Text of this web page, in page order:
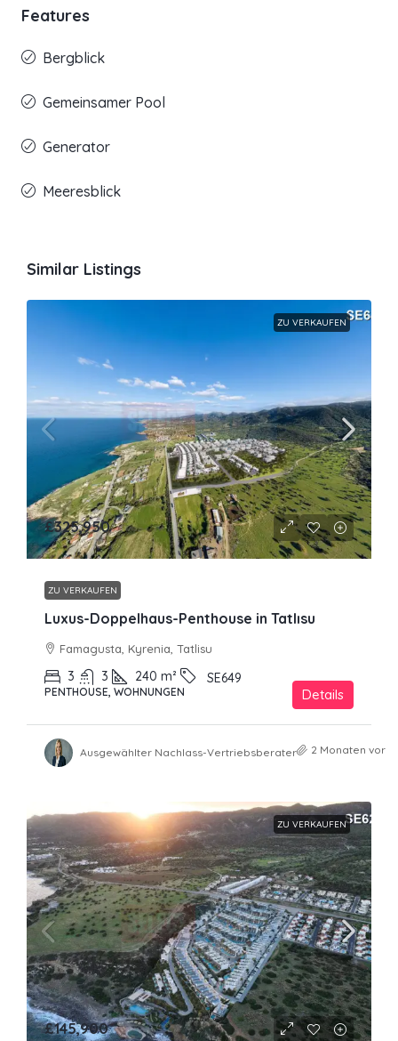
Features
Bergblick
Gemeinsamer Pool
Generator
Meeresblick
Similar Listings
ZU VERKAUFEN
£325,950
ZU VERKAUFEN
Luxus-Doppelhaus-Penthouse in Tatlısu
Famagusta, Kyrenia, Tatlisu
3 3 240 m² SE649
PENTHOUSE, WOHNUNGEN Details
Ausgewählter Nachlass-Vertriebsberater 2 Monaten vor
ZU VERKAUFEN
£145,900